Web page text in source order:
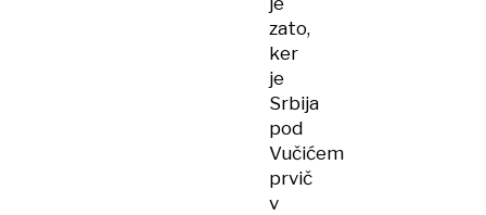
zato,
ker
je
Srbija
pod
Vučićem
prvič
v